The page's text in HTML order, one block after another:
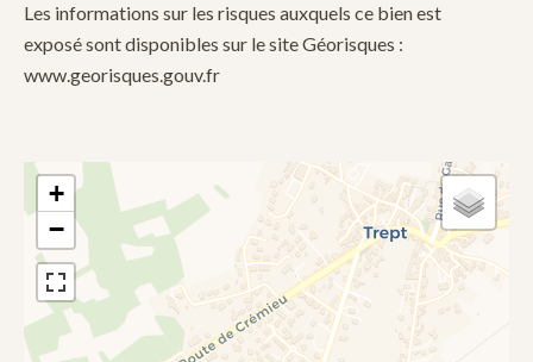
Les informations sur les risques auxquels ce bien est
exposé sont disponibles sur le site Géorisques :
www.georisques.gouv.fr
+
−